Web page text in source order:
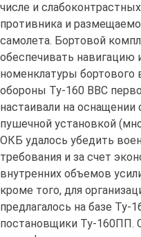
числе и
противника и
самолета. Бортовой
обеспечивать
номенклатуры
обороны Ту-160 ВВС
настаивали на
пушечной установкой
ОКБ удалось убедить
требования и за счет
внутренних объемов
кроме того, для
предлагалось на базе
постановщики Ту-160ПП.